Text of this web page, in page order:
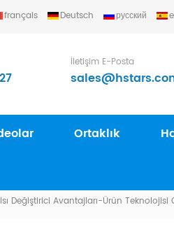
français Deutsch русский
İletişim E-Posta
Ortaklık
Değiştirici Avantajları-Ürün Teknolojisi